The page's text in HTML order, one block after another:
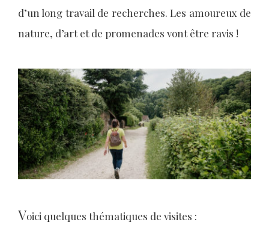
d’un long travail de recherches. Les amoureux de
nature, d’art et de promenades vont être ravis !
Voici quelques thématiques de visites :